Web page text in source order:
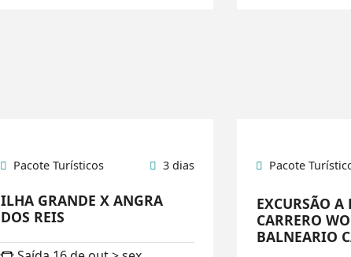
Pacote Turísticos 3 dias
ILHA GRANDE X ANGRA
DOS REIS
Pacote
EXCURSÃO A
CARRERO
BALNEARIO